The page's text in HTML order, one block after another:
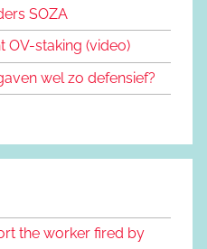
SOZA
OV-staking (video)
wel zo defensief?
the worker fired by